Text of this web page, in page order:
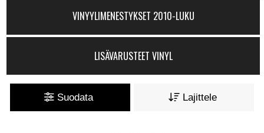
VINYYLIMENESTYKSET 2010-LUKU
LISÄVARUSTEET VINYL
Suodata Lajittele